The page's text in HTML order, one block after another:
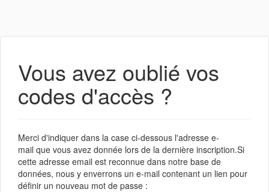
Vous avez oublié vos
codes d'accès ?
Merci d'indiquer dans la case ci-dessous l'adresse e-
mail que vous avez donnée lors de la dernière inscription.Si
cette adresse email est reconnue dans notre base de
données, nous y enverrons un e-mail contenant un lien pour
définir un nouveau mot de passe :